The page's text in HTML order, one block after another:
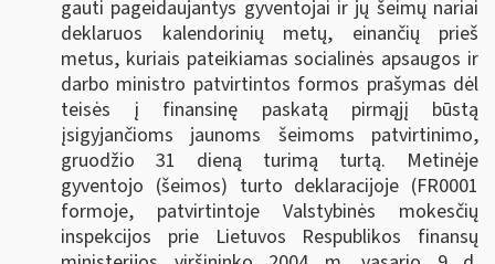
gauti pageidaujantys gyventojai ir jų šeimų nariai
deklaruos kalendorinių metų, einančių prieš
metus, kuriais pateikiamas socialinės apsaugos ir
darbo ministro patvirtintos formos prašymas dėl
teisės į finansinę paskatą pirmąjį būstą
įsigyjančioms jaunoms šeimoms patvirtinimo,
gruodžio 31 dieną turimą turtą. Metinėje
gyventojo (šeimos) turto deklaracijoje (FR0001
formoje, patvirtintoje Valstybinės mokesčių
inspekcijos prie Lietuvos Respublikos finansų